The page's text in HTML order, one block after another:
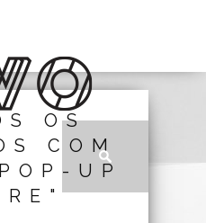
OS
COM
UP